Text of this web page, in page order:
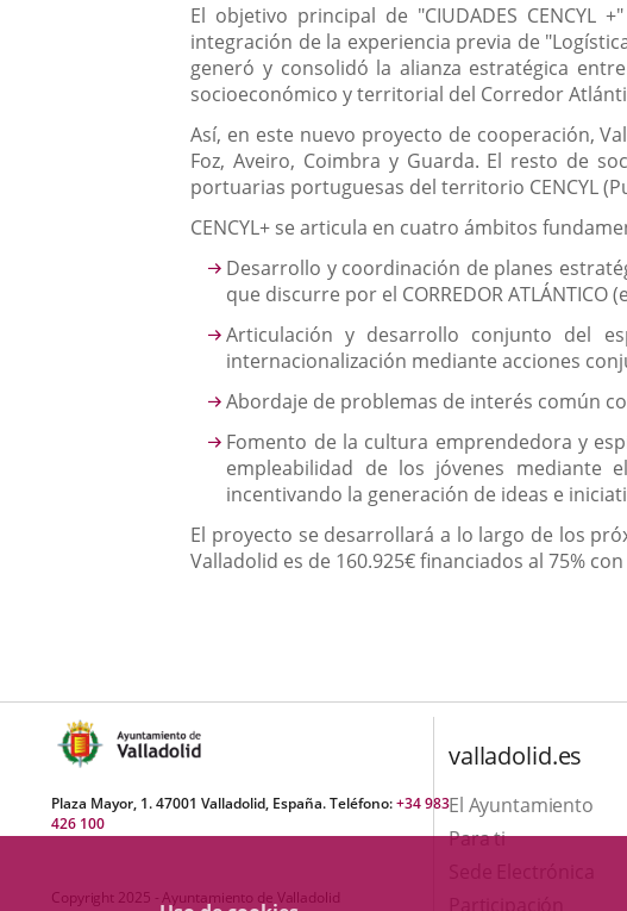
El objetivo principal de "CIUDADES
integración de la experiencia previa de
generó y consolidó la alianza estratégica
socioeconómico y territorial del Corredor
Así, en este nuevo proyecto de cooperación,
Foz, Aveiro, Coimbra y Guarda. El resto de
portuarias portuguesas del territorio CENCYL
CENCYL+ se articula en cuatro ámbitos
Desarrollo y coordinación de planes
que discurre por el CORREDOR
Articulación y desarrollo conjunto del
internacionalización mediante acciones
Abordaje de problemas de interés común
Fomento de la cultura emprendedora y
empleabilidad de los jóvenes mediante
incentivando la generación de ideas e
El proyecto se desarrollará a lo largo de los
Valladolid es de 160.925€ financiados al 75% con
Plaza Mayor, 1. 47001 Valladolid, España. Teléfono:+34 983
426 100
Copyright 2025 - Ayuntamiento de Valladolid
valladolid.es
El Ayuntamiento
Para ti